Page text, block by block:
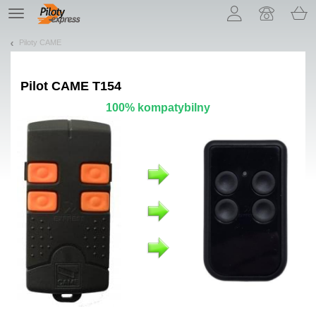
TE
navigation
Piloty CAME
Pilot CAME T154
100% kompatybilny
Pozwól, że przedstawimy nasze ciasteczka!